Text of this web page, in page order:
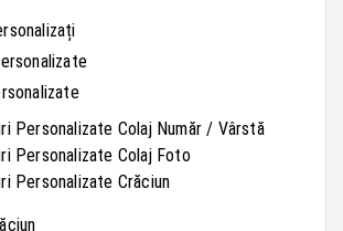
Personalizate Colaj Număr / Vârstă
Personalizate Colaj Foto
Personalizate Crăciun